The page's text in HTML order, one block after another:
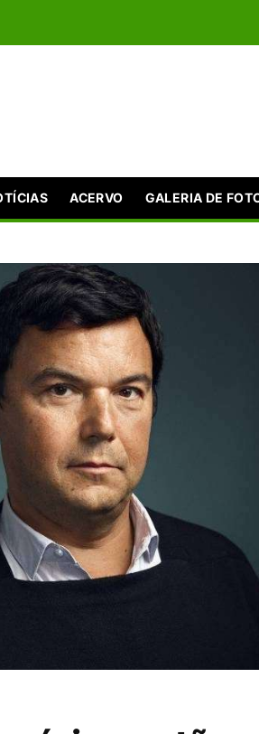
ACERVO GALERIA DE